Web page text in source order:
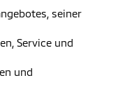
seiner
Service und
und